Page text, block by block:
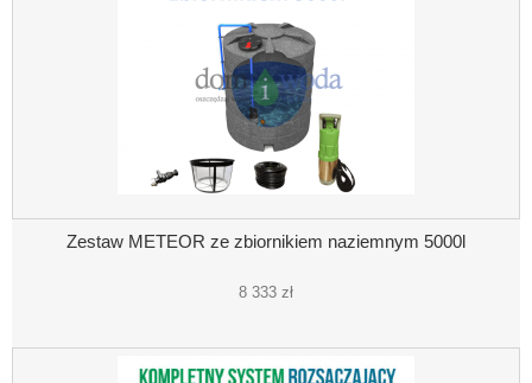
Zestaw METEOR ze zbiornikiem naziemnym 5000l
8 333 zł